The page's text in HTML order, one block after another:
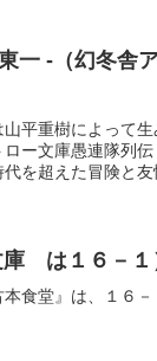
-（幻冬舎
平重樹によって
ー文庫愚連隊列
を超えた冒険と友
庫 は１６－１
食堂』は、１６